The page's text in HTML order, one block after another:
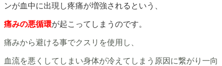
ンが血中に出現し疼痛が増強されるという、
痛みの悪循環が起こってしまうのです。
痛みから避ける事でクスリを使用し、
血流を悪くしてしまい身体が冷えてしまう原因に繋がり一向